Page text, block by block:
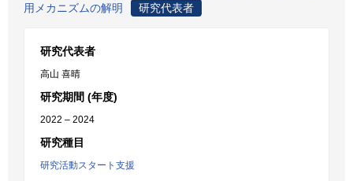
用メカニズムの解明
研究代表者
研究代表者
高山 喜晴
研究期間 (年度)
2022 – 2024
研究種目
研究活動スタート支援